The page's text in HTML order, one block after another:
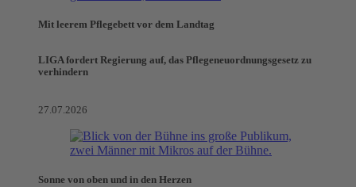
Mit leerem Pflegebett vor dem Landtag
LIGA fordert Regierung auf, das Pflegeneuordnungsgesetz zu
verhindern
27.07.2026
Sonne von oben und in den Herzen